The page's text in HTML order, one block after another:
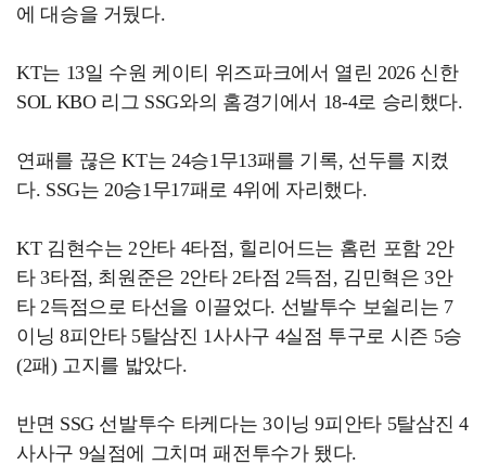
에 대승을 거뒀다.
KT는 13일 수원 케이티 위즈파크에서 열린 2026 신한
SOL KBO 리그 SSG와의 홈경기에서 18-4로 승리했다.
연패를 끊은 KT는 24승1무13패를 기록, 선두를 지켰
다. SSG는 20승1무17패로 4위에 자리했다.
KT 김현수는 2안타 4타점, 힐리어드는 홈런 포함 2안
타 3타점, 최원준은 2안타 2타점 2득점, 김민혁은 3안
타 2득점으로 타선을 이끌었다. 선발투수 보쉴리는 7
이닝 8피안타 5탈삼진 1사사구 4실점 투구로 시즌 5승
(2패) 고지를 밟았다.
반면 SSG 선발투수 타케다는 3이닝 9피안타 5탈삼진 4
사사구 9실점에 그치며 패전투수가 됐다.